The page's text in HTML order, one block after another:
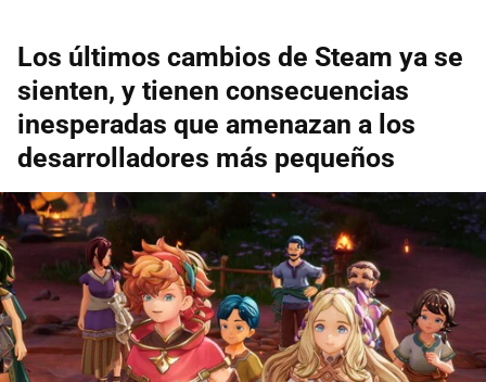
Los últimos cambios de Steam ya se
sienten, y tienen consecuencias
inesperadas que amenazan a los
desarrolladores más pequeños